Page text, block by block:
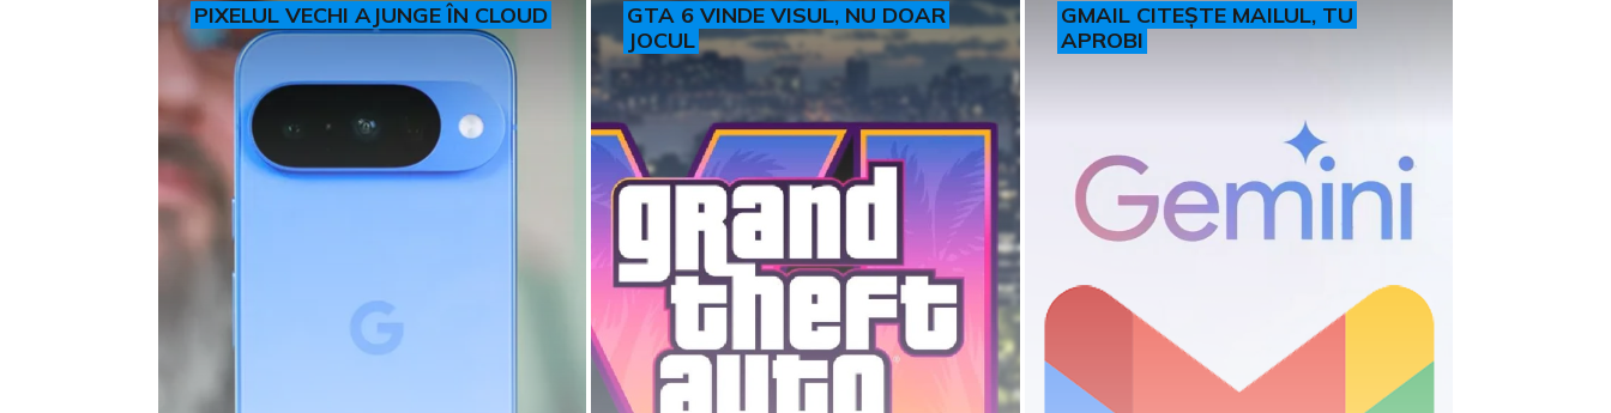
PIXELUL VECHI AJUNGE ÎN CLOUD
GTA 6 VINDE VISUL, NU DOAR
JOCUL
GMAIL CITEȘTE MAILUL, TU
APROBI